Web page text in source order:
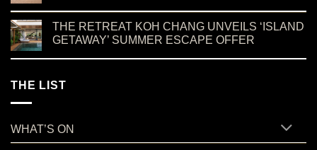
THE RETREAT KOH CHANG UNVEILS ‘ISLAND
GETAWAY’ SUMMER ESCAPE OFFER
THE LIST
WHAT’S ON